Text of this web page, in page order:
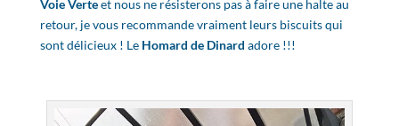
Voie Verteet nous ne résisterons pas à faire une halte au
retour, je vous recommande vraiment leurs biscuits qui
sont délicieux ! Le Homard de Dinard adore !!!